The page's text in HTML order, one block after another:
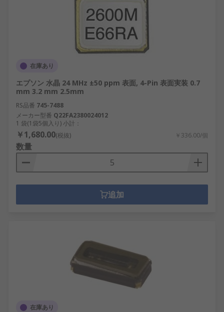
在庫あり
エプソン 水晶 24 MHz ±50 ppm 表面, 4-Pin 表面実装 0.7
mm 3.2 mm 2.5mm
RS品番 745-7488
メーカー型番 Q22FA2380024012
1 袋(1袋5個入り) 小計：
￥1,680.00(税抜) ￥336.00/個
数量
追加
在庫あり